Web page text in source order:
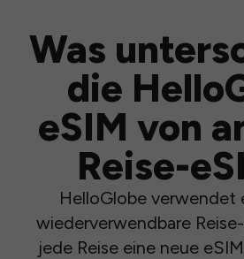
Was
die
eSIM von
Reise-
HelloGlobe verwendet
wiederverwendbare
jede Reise eine neue